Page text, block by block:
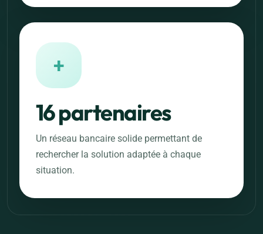
+
16 partenaires
Un réseau bancaire solide permettant de
rechercher la solution adaptée à chaque
situation.